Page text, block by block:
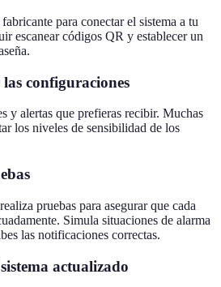
para conectar el sistema a tu
escanear códigos QR y establecer un
configuraciones
y alertas que prefieras recibir. Muchas
los niveles de sensibilidad de los
pruebas para asegurar que cada
Simula situaciones de alarma
las notificaciones correctas.
actualizado